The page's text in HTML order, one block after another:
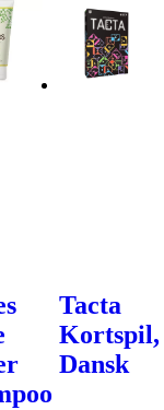
Tacta
Kortspil,
Dansk